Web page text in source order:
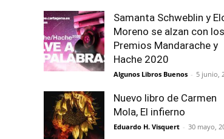
Samanta Schweblin y
Moreno se alzan con los
Premios Mandarache y
Hache 2020
Algunos Libros Buenos - 5 junio,
Nuevo libro de Carmen
Mola, El infierno
Eduardo H. Visquert - 30 mayo,